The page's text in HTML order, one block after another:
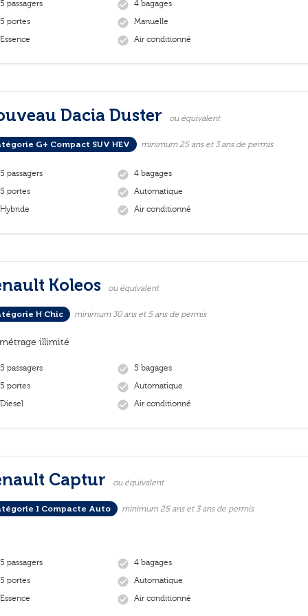
5 passagers check_circle 4 bagages
5 portes check_circle Manuelle
Essence check_circle Air conditionné
Dacia Duster ou équivalent
G+ Compact SUV HEV minimum 25 ans et 3 ans de permis
5 passagers check_circle 4 bagages
5 portes check_circle Automatique
Hybride check_circle Air conditionné
Koleos ou équivalent
H Chic minimum 30 ans et 5 ans de permis
illimité
5 passagers check_circle 5 bagages
5 portes check_circle Automatique
Diesel check_circle Air conditionné
Captur ou équivalent
I Compacte Auto minimum 25 ans et 3 ans de permis
5 passagers check_circle 4 bagages
5 portes check_circle Automatique
Essence check_circle Air conditionné